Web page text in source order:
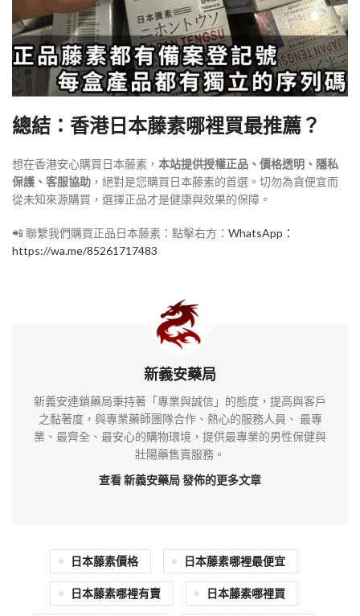
總結：香港日本藤素哪裡買最推薦？
想在香港安心購買日本藤素， 本站提供授權正品、價格透明、隱私
保護、客服協助 ，絕對是您購買日本藤素的首選。切勿為貪便宜而
從未知來源購買，選擇正品才是健康與效果的保障。
📲 聯繫我們購買正品日本藤素：點擊右方： WhatsApp：
https://wa.me/85261717483
新義安藥局
新義安連鎖藥局秉持著「專業與誠信」的態度，提高與客戶
之黏著度，與專業藥師團隊合作、熱心的服務人員、 最專
業、最齊全、最安心的購物環境，提供最專業的男性保健與
壯陽藥售賣服務。
查看 新義安藥局發佈的更多文章
日本藤素價格 日本藤素哪裡最便宜
日本藤素哪裡有賣 日本藤素哪裡買